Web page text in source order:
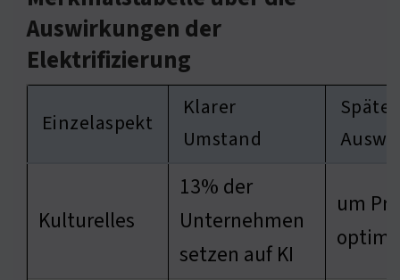
Auswirkungen der
Elektrifizierung
Einzelaspekt
Klarer
Umstand
Späte
Kulturelles
13% der
Unternehmen
setzen auf KI
um